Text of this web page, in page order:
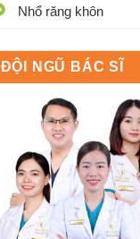
Nhổ răng khôn
ĐỘI NGŨ BÁC SĨ